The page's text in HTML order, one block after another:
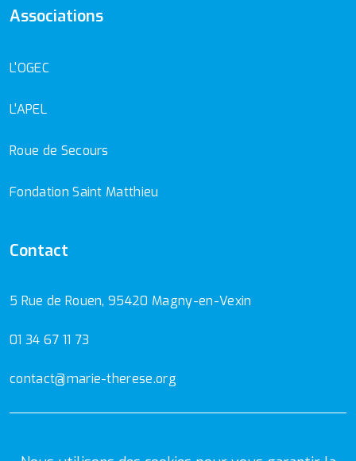
Associations
L'OGEC
L'APEL
Roue de Secours
Fondation Saint Matthieu
Contact
5 Rue de Rouen, 95420 Magny-en-Vexin
01 34 67 11 73
contact@marie-therese.org